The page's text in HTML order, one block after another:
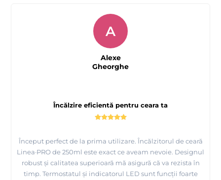
Încălzire eficientă pentru ceara ta
Început perfect de la prima utilizare. Încălzitorul de ceară
Linea·PRO de 250ml este exact ce aveam nevoie. Designul
robust și calitatea superioară mă asigură că va rezista în
timp. Termostatul și indicatorul LED sunt funcții foarte
A
Alexe
Gheorghe